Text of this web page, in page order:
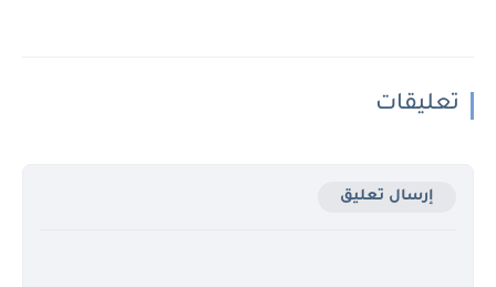
تعليقات
إرسال تعليق